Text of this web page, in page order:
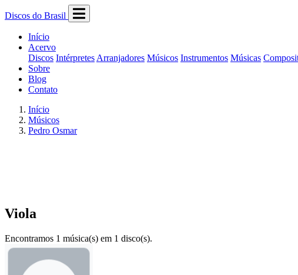
Discos do Brasil
Início
Acervo
Discos Intérpretes Arranjadores Músicos Instrumentos Músicas
Sobre
Blog
Contato
Início
Músicos
Pedro Osmar
Viola
Encontramos 1 música(s) em 1 disco(s).